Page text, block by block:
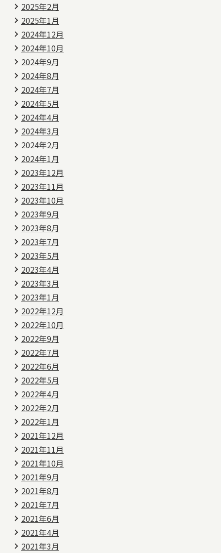
2025年2月
2025年1月
2024年12月
2024年10月
2024年9月
2024年8月
2024年7月
2024年5月
2024年4月
2024年3月
2024年2月
2024年1月
2023年12月
2023年11月
2023年10月
2023年9月
2023年8月
2023年7月
2023年5月
2023年4月
2023年3月
2023年1月
2022年12月
2022年10月
2022年9月
2022年7月
2022年6月
2022年5月
2022年4月
2022年2月
2022年1月
2021年12月
2021年11月
2021年10月
2021年9月
2021年8月
2021年7月
2021年6月
2021年4月
2021年3月